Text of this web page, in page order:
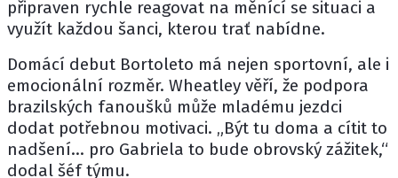
připraven rychle reagovat na měnící se situaci a
využít každou šanci, kterou trať nabídne.
Domácí debut Bortoleto má nejen sportovní, ale i
emocionální rozměr. Wheatley věří, že podpora
brazilských fanoušků může mladému jezdci
dodat potřebnou motivaci. „Být tu doma a cítit to
nadšení… pro Gabriela to bude obrovský zážitek,“
dodal šéf týmu.